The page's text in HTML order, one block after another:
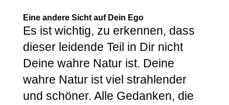
Eine andere Sicht auf Dein Ego
Es ist wichtig, zu erkennen, dass
dieser leidende Teil in Dir nicht
Deine wahre Natur ist. Deine
wahre Natur ist viel strahlender
und schöner. Alle Gedanken, die